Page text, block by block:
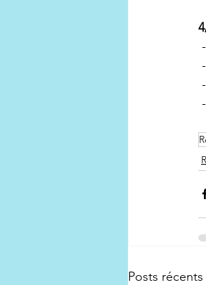
Posts récents